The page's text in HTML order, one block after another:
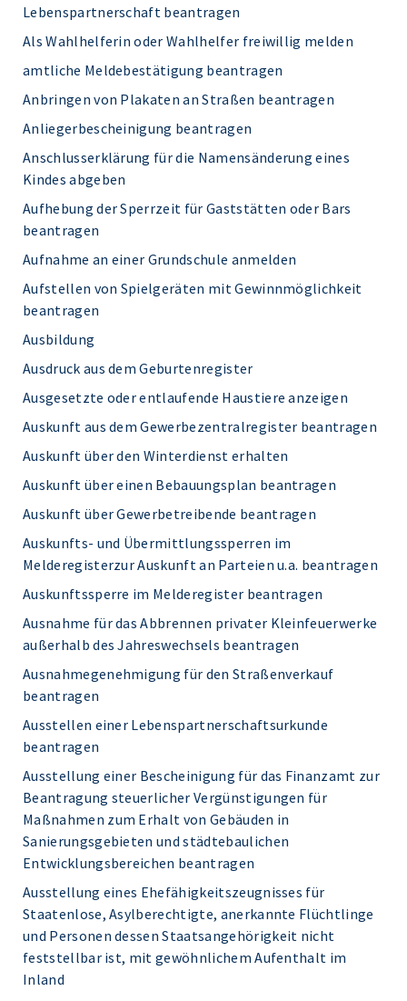
Lebenspartnerschaft beantragen
Als Wahlhelferin oder Wahlhelfer freiwillig melden
amtliche Meldebestätigung beantragen
Anbringen von Plakaten an Straßen beantragen
Anliegerbescheinigung beantragen
Anschlusserklärung für die Namensänderung eines
Kindes abgeben
Aufhebung der Sperrzeit für Gaststätten oder Bars
beantragen
Aufnahme an einer Grundschule anmelden
Aufstellen von Spielgeräten mit Gewinnmöglichkeit
beantragen
Ausbildung
Ausdruck aus dem Geburtenregister
Ausgesetzte oder entlaufende Haustiere anzeigen
Auskunft aus dem Gewerbezentralregister beantragen
Auskunft über den Winterdienst erhalten
Auskunft über einen Bebauungsplan beantragen
Auskunft über Gewerbetreibende beantragen
Auskunfts- und Übermittlungssperren im
Melderegisterzur Auskunft an Parteien u.a. beantragen
Auskunftssperre im Melderegister beantragen
Ausnahme für das Abbrennen privater Kleinfeuerwerke
außerhalb des Jahreswechsels beantragen
Ausnahmegenehmigung für den Straßenverkauf
beantragen
Ausstellen einer Lebenspartnerschaftsurkunde
beantragen
Ausstellung einer Bescheinigung für das Finanzamt zur
Beantragung steuerlicher Vergünstigungen für
Maßnahmen zum Erhalt von Gebäuden in
Sanierungsgebieten und städtebaulichen
Entwicklungsbereichen beantragen
Ausstellung eines Ehefähigkeitszeugnisses für
Staatenlose, Asylberechtigte, anerkannte Flüchtlinge
und Personen dessen Staatsangehörigkeit nicht
feststellbar ist, mit gewöhnlichem Aufenthalt im
Inland